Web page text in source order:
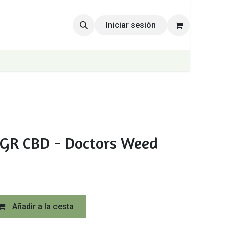
Iniciar sesión
CBD - Doctors Weed
Añadir a la cesta